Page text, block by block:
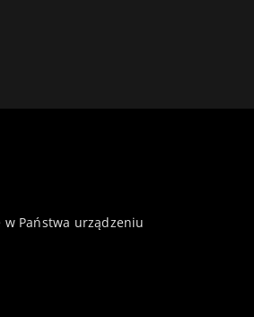
Państwa urządzeniu